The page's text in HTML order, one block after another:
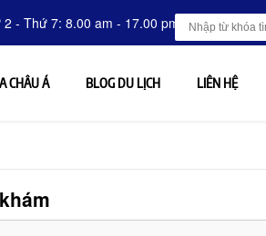
- Thứ 7: 8.00 am - 17.00 pm
CHÂU Á BLOG DU LỊCH LIÊN HỆ